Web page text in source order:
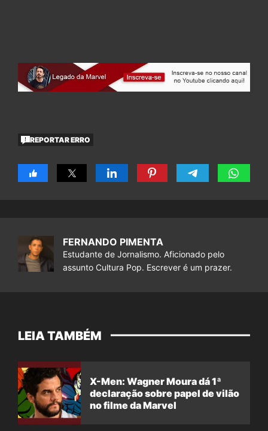
REPORTAR ERRO
FERNANDO PIMENTA
Estudante de Jornalismo. Aficionado pelo
assunto Cultura Pop. Escrever é um prazer.
LEIA TAMBÉM
X-Men: Wagner Moura dá 1ª
declaração sobre papel de vilão
no filme da Marvel